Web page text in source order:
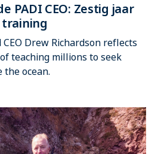
PADI CEO: Zestig jaar
Drew Richardson reflects
teaching millions to seek
the ocean.